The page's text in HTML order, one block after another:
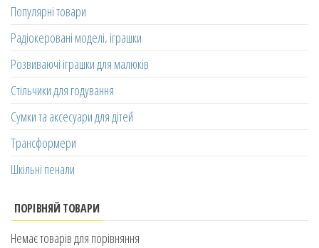
Популярні товари
Радіокеровані моделі, іграшки
Розвиваючі іграшки для малюків
Стільчики для годування
Сумки та аксесуари для дітей
Трансформери
Шкільні пенали
ПОРІВНЯЙ ТОВАРИ
Немає товарів для порівняння